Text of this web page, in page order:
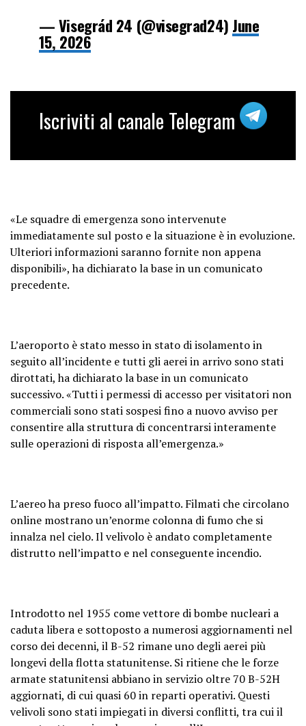
— Visegrád 24 (@visegrad24) June
15, 2026
Iscriviti al canale Telegram
«Le squadre di emergenza sono intervenute
immediatamente sul posto e la situazione è in evoluzione.
Ulteriori informazioni saranno fornite non appena
disponibili», ha dichiarato la base in un comunicato
precedente.
L’aeroporto è stato messo in stato di isolamento in
seguito all’incidente e tutti gli aerei in arrivo sono stati
dirottati, ha dichiarato la base in un comunicato
successivo. «Tutti i permessi di accesso per visitatori non
commerciali sono stati sospesi fino a nuovo avviso per
consentire alla struttura di concentrarsi interamente
sulle operazioni di risposta all’emergenza.»
L’aereo ha preso fuoco all’impatto. Filmati che circolano
online mostrano un’enorme colonna di fumo che si
innalza nel cielo. Il velivolo è andato completamente
distrutto nell’impatto e nel conseguente incendio.
Introdotto nel 1955 come vettore di bombe nucleari a
caduta libera e sottoposto a numerosi aggiornamenti nel
corso dei decenni, il B-52 rimane uno degli aerei più
longevi della flotta statunitense. Si ritiene che le forze
armate statunitensi abbiano in servizio oltre 70 B-52H
aggiornati, di cui quasi 60 in reparti operativi. Questi
velivoli sono stati impiegati in diversi conflitti, tra cui il